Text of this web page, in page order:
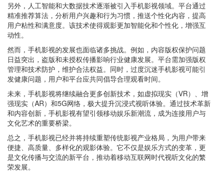
另外，人工智能和大数据技术逐渐被引入手机影视领域。平台通过
精准推荐算法，分析用户兴趣和行为习惯，推送个性化内容，提高
用户粘性和满意度。该技术使得观影更加智能化和个性化，增强互
动性。
然而，手机影视的发展也面临诸多挑战。例如，内容版权保护问题
日益突出，盗版和未授权传播影响行业健康发展。平台需加强版权
管理和技术防护，维护合法权益。同时，过度沉迷手机影视可能引
发健康问题，用户和平台应共同倡导合理观看时间。
未来，手机影视将继续融合更多创新技术，如虚拟现实（VR）、增
强现实（AR）和5G网络，极大提升沉浸式视听体验。通过技术革新
和内容创新，手机影视有望引领移动娱乐新潮流，成为连接用户与
文化艺术的重要桥梁。
总之，手机影视已经并将持续重塑传统影视产业格局，为用户带来
便捷、高质量、多样化的观影体验。它不仅是娱乐方式的变革，更
是文化传播与交流的新平台，推动着移动互联网时代视听文化的繁
荣发展。